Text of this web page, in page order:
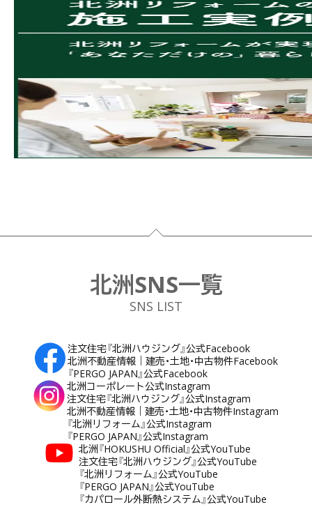
フッター
北洲SNS一覧
SNS LIST
注文住宅『北洲ハウジング』公式Facebook
北洲不動産情報｜建売・土地・中古物件Facebook
『PERGO JAPAN』公式Facebook
北洲コーポレート公式Instagram
注文住宅『北洲ハウジング』公式Instagram
北洲不動産情報｜建売・土地・中古物件Instagram
『北洲リフォーム』公式Instagram
『PERGO JAPAN』公式Instagram
北洲『HOKUSHU Official』公式YouTube
注文住宅『北洲ハウジング』公式YouTube
『北洲リフォーム』公式YouTube
『PERGO JAPAN』公式YouTube
『カパロール外断熱システム』公式YouTube